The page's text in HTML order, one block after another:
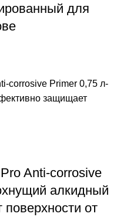
для
Anti-corrosive
алкидный
от